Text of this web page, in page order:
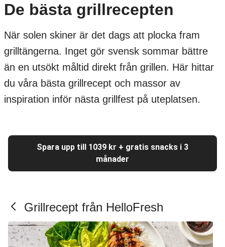
De bästa grillrecepten
När solen skiner är det dags att plocka fram
grilltängerna. Inget gör svensk sommar bättre
än en utsökt måltid direkt från grillen. Här hittar
du våra bästa grillrecept och massor av
inspiration inför nästa grillfest på uteplatsen.
Spara upp till 1039 kr + gratis snacks i 3
månader
Grillrecept från HelloFresh